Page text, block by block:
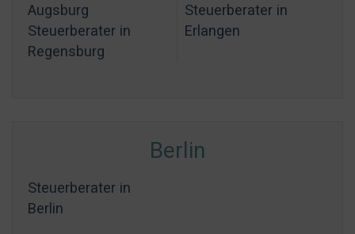
Augsburg
Steuerberater in
Regensburg
Steuerberater in
Erlangen
Berlin
Steuerberater in
Berlin